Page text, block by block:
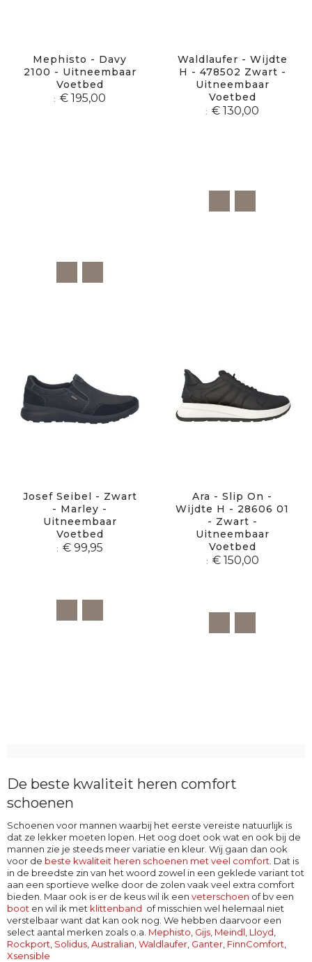
Mephisto - Davy
2100 - Uitneembaar
Voetbed
€ 195,00
Waldlaufer - Wijdte
H - 478502 Zwart -
Uitneembaar
Voetbed
€ 130,00
Josef Seibel - Zwart
- Marley -
Uitneembaar
Voetbed
€ 99,95
Ara - Slip On -
Wijdte H - 28606 01
- Zwart -
Uitneembaar
Voetbed
€ 150,00
De beste kwaliteit heren comfort
schoenen
Schoenen voor mannen waarbij het eerste vereiste natuurlijk is
dat ze lekker moeten lopen. Het oog doet ook wat en ook bij de
mannen zie je steeds meer variatie en kleur. Wij gaan dan ook
voor de beste kwaliteit heren schoenen met veel comfort . Dat is
in de breedste zin van het woord zowel in een geklede variant tot
aan een sportieve welke door de zolen vaak veel extra comfort
bieden. Maar ook is er de keus wil ik een veterschoen of bv een
boot en wil ik met klittenband of misschien wel helemaal niet
verstelbaar want dat kan ook nog. We hebben daarvoor een
select aantal merken zoals o.a. Mephisto Gijs Meindl Lloyd
Rockport Solidus Australian Waldlaufer Ganter FinnComfort
Xsensible